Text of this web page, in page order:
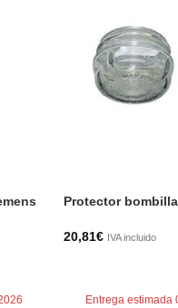
Protector
20,81€ IVA incluido
Entrega estimada